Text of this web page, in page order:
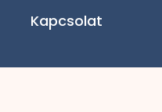
Kapcsolat